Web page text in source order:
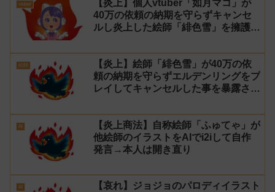
vtuber
【炎上】個人vtuber「如月マコ」が
40万の依頼の納期を守らずキャンセ
ルし炎上した絵師「緋色雪」を擁護＆
絵師
【炎上】絵師「緋色雪」が40万の依
頼の納期を守らずエルデンリングをプ
レイしてキャンセルした事を暴露され
AI
【炎上商法】自称絵師「ふゅてゃ」が
他絵師のイラストをAIでi2iして自作
発言→本人は開き直り
AI
【哀れ】ジョジョのパロディイラスト